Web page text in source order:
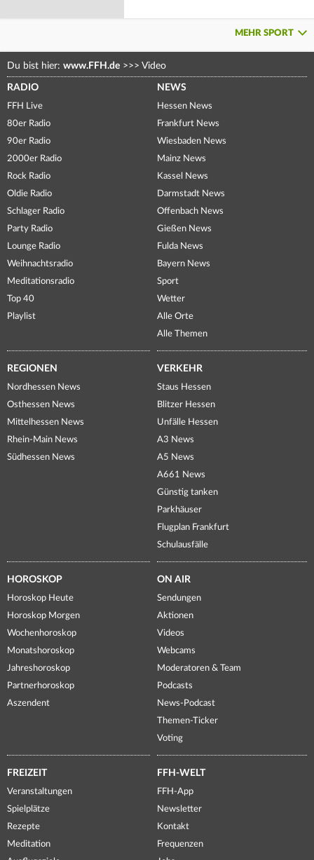
MEHR SPORT
Du bist hier: www.FFH.de >>> Video
RADIO
FFH Live
80er Radio
90er Radio
2000er Radio
Rock Radio
Oldie Radio
Schlager Radio
Party Radio
Lounge Radio
Weihnachtsradio
Meditationsradio
Top 40
Playlist
NEWS
Hessen News
Frankfurt News
Wiesbaden News
Mainz News
Kassel News
Darmstadt News
Offenbach News
Gießen News
Fulda News
Bayern News
Sport
Wetter
Alle Orte
Alle Themen
REGIONEN
Nordhessen News
Osthessen News
Mittelhessen News
Rhein-Main News
Südhessen News
VERKEHR
Staus Hessen
Blitzer Hessen
Unfälle Hessen
A3 News
A5 News
A661 News
Günstig tanken
Parkhäuser
Flugplan Frankfurt
Schulausfälle
HOROSKOP
Horoskop Heute
Horoskop Morgen
Wochenhoroskop
Monatshoroskop
Jahreshoroskop
Partnerhoroskop
Aszendent
ON AIR
Sendungen
Aktionen
Videos
Webcams
Moderatoren & Team
Podcasts
News-Podcast
Themen-Ticker
Voting
FREIZEIT
Veranstaltungen
Spielplätze
Rezepte
Meditation
FFH-WELT
FFH-App
Newsletter
Kontakt
Frequenzen